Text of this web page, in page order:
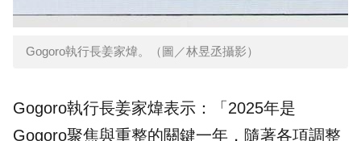
Gogoro執行長姜家煒。（圖／林昱丞攝影）
Gogoro執行長姜家煒表示：「2025年是
Gogoro聚焦與重整的關鍵一年，隨著各項調整